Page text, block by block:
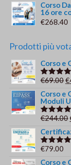
Corso
16 ore
€268.40
Prodotti più
Corso e
Valutato
€69.00Il
€
Corso e
Moduli
Valutato
€244.00
Valutato
€79.00
Corso e